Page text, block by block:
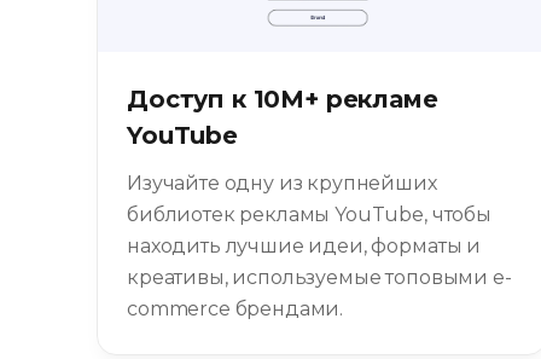
Доступ к 10M+ рекламе
YouTube
Изучайте одну из крупнейших
библиотек рекламы YouTube, чтобы
находить лучшие идеи, форматы и
креативы, используемые топовыми e-
commerce брендами.